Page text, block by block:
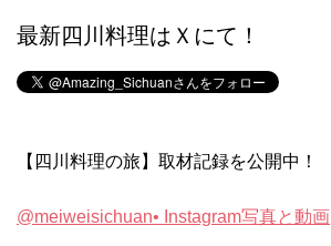
最新四川料理はＸにて！
【四川料理の旅】取材記録を公開中！
@meiweisichuan• Instagram写真と動画